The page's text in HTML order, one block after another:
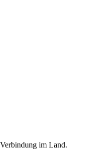
im Land.